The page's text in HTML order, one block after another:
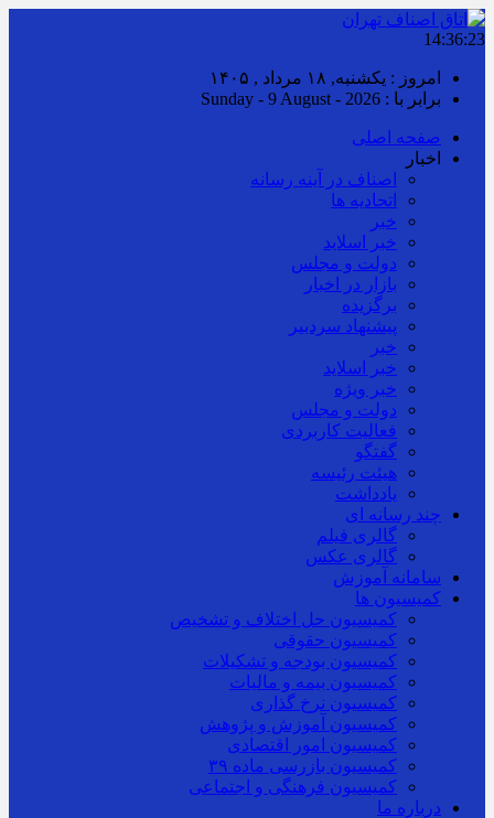
14:36:24
امروز : یکشنبه, ۱۸ مرداد , ۱۴۰۵
برابر با : Sunday - 9 August - 2026
صفحه اصلی
اخبار
اصناف در آینه رسانه
اتحادیه ها
خبر
خبر اسلايد
دولت و مجلس
بازار در اخبار
برگزیده
پیشنهاد سردبیر
خبر
خبر اسلايد
خبر ویژه
دولت و مجلس
فعالیت کاربردی
گفتگو
هیئت رئیسه
یادداشت
چند رسانه ای
گالری فیلم
گالری عکس
سامانه آموزش
کمیسیون ها
کمیسیون حل اختلاف و تشخیص
کمیسیون حقوقی
کمیسیون بودجه و تشکیلات
کمیسیون بیمه و مالیات
کمیسیون نرخ گذاری
کمیسیون آموزش و پژوهش
کمیسیون امور اقتصادی
کمیسیون بازرسی ماده ۳۹
کمیسیون فرهنگی و اجتماعی
درباره ما